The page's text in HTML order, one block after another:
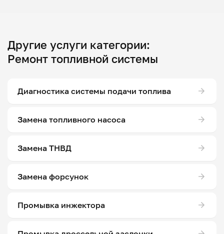
Другие услуги категории:
Ремонт топливной системы
Диагностика системы подачи топлива
Замена топливного насоса
Замена ТНВД
Замена форсунок
Промывка инжектора